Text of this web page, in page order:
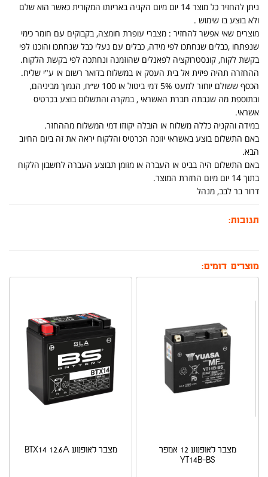
ניתן להחזיר כל מוצר 14 יום מיום הקניה באריזתו המקורית כאשר הוא שלם
ולא בוצע בו שימוש .
מוצרים שאי אפשר להחזיר : מצברי עופרת חומצה, בקבוקים עם חומר כימי
שנפתחו ,כבלים שנחתכו לפי מידה, כבלים עם נעלי כבל שנחתכו והוכנו לפי
בקשת לקוח, קונסטרוקציה לפאנלים שהוזמנה ונחתכה לפי בקשת הלקוח.
ההחזרה תהיה פיזית אל בית העסק או במשלוח בדואר רשום או ע"י שליח.
הכסף ששולם יוחזר למעט 5% דמי ביטול או 100 ש״ח, הנמוך מביניהם,
ובתוספת מה שגבתה חברת האשראי , במקרה והתשלום בוצע בכרטיס
אשראי.
במידה והקניה כללה משלוח או הובלה יקוזזו דמי המשלוח מההחזר.
באם התשלום בוצע באשראי יזוכה הכרטיס והלקוח יראה את זה ביום החיוב
הבא.
באם התשלום היה בביט או העברה או מזומן תבוצע העברה לחשבון הלקוח
בתוך 14 יום מיום החזרת המוצר.
דרור בר לבב, מנהל
תגובות:
מוצרים דומים:
מצבר לאופנוע 12 אמפר
YT14B-BS
מצבר לאופנוע BTX14 12.6A